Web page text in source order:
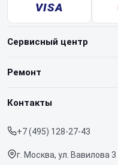
VISA
Сервисный центр
О нашем сервисе
Срочный ремонт
Доставка и способы оплаты
Ремонт
Ноутбуков
Контакты
+7 (495) 128-27-43
г. Москва, ул. Вавилова 3